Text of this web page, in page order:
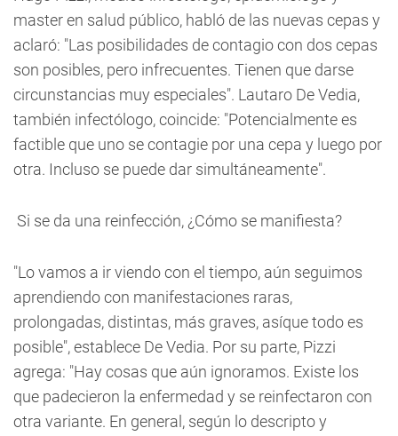
master en salud público, habló de las nuevas cepas y
aclaró: "Las posibilidades de contagio con dos cepas
son posibles, pero infrecuentes. Tienen que darse
circunstancias muy especiales". Lautaro De Vedia,
también infectólogo, coincide: "Potencialmente es
factible que uno se contagie por una cepa y luego por
otra. Incluso se puede dar simultáneamente".
Si se da una reinfección, ¿Cómo se manifiesta?
"Lo vamos a ir viendo con el tiempo, aún seguimos
aprendiendo con manifestaciones raras,
prolongadas, distintas, más graves, asíque todo es
posible", establece De Vedia. Por su parte, Pizzi
agrega: "Hay cosas que aún ignoramos. Existe los
que padecieron la enfermedad y se reinfectaron con
otra variante. En general, según lo descripto y